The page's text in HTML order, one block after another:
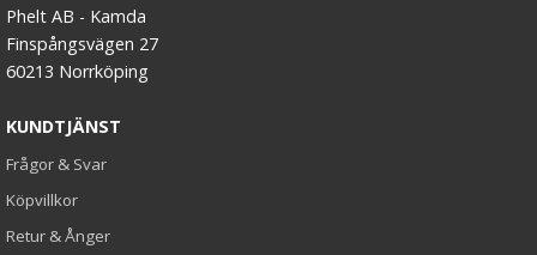
Phelt AB - Kamda
Finspångsvägen 27
60213 Norrköping
KUNDTJÄNST
Frågor & Svar
Köpvillkor
Retur & Ånger